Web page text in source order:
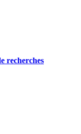
recherches